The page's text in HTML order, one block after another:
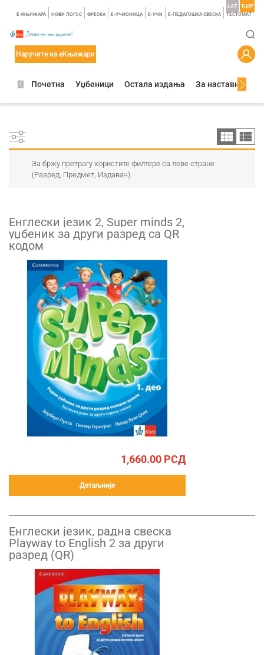
E-КЊИЖАРА НОВИ ЛОГОС ФРЕСКА E-УЧИОНИЦА E-УЧИ Е-ПЕДАГОШКА СВЕСКА TЕСТОМАТ
LAT ЋИР
Наручите на еКњижари
Почетна Уџбеници Остала издања За наставнике
За бржу претрагу користите филтере са леве стране
(Разред, Предмет, Издавач).
Енглески језик 2, Super minds 2,
уџбеник за други разред са QR
кодом
1,660.00 РСД
Детаљније
Енглески језик, радна свеска
Playway to English 2 за други
разред (QR)